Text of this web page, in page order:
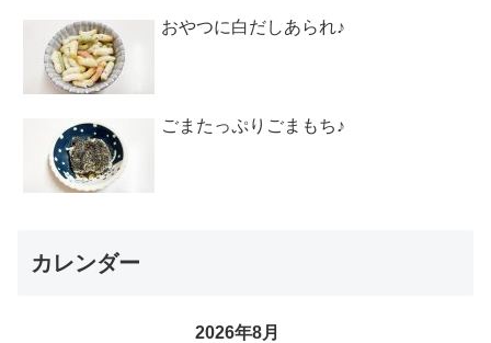
おやつに白だしあられ♪
ごまたっぷりごまもち♪
カレンダー
2026年8月